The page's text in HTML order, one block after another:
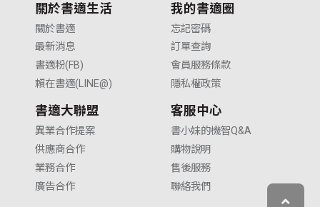
關於書適生活
關於書適
最新消息
書適粉(FB)
賴在書適(LINE@)
我的書適圈
忘記密碼
訂單查詢
會員服務條款
隱私權政策
書適大聯盟
異業合作提案
供應商合作
業務合作
廣告合作
客服中心
書小妹的機智Q&A
購物說明
售後服務
聯絡我們